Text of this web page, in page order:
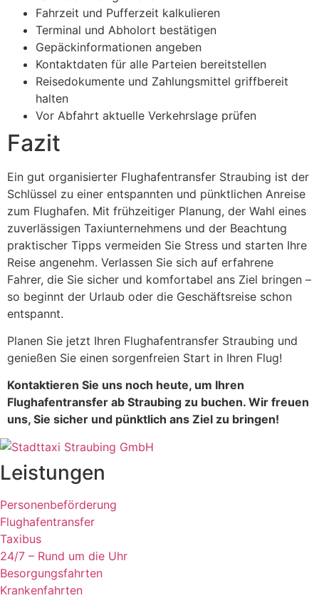
Fahrzeit und Pufferzeit kalkulieren
Terminal und Abholort bestätigen
Gepäckinformationen angeben
Kontaktdaten für alle Parteien bereitstellen
Reisedokumente und Zahlungsmittel griffbereit
halten
Vor Abfahrt aktuelle Verkehrslage prüfen
Fazit
Ein gut organisierter Flughafentransfer Straubing ist der
Schlüssel zu einer entspannten und pünktlichen Anreise
zum Flughafen. Mit frühzeitiger Planung, der Wahl eines
zuverlässigen Taxiunternehmens und der Beachtung
praktischer Tipps vermeiden Sie Stress und starten Ihre
Reise angenehm. Verlassen Sie sich auf erfahrene
Fahrer, die Sie sicher und komfortabel ans Ziel bringen –
so beginnt der Urlaub oder die Geschäftsreise schon
entspannt.
Planen Sie jetzt Ihren Flughafentransfer Straubing und
genießen Sie einen sorgenfreien Start in Ihren Flug!
Kontaktieren Sie uns noch heute, um Ihren
Flughafentransfer ab Straubing zu buchen. Wir freuen
uns, Sie sicher und pünktlich ans Ziel zu bringen!
Leistungen
Personenbeförderung
Flughafentransfer
Taxibus
24/7 – Rund um die Uhr
Besorgungsfahrten
Krankenfahrten